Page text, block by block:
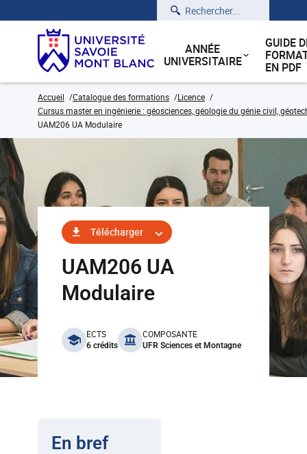
Rechercher
ANNÉE
UNIVERSITAIRE
GUIDE
EN PDF
Accueil Catalogue des formations
Licence
Cursus master en ingénierie : géosciences, géologie du génie civil,
UAM206 UA Modulaire
Télécharger
UAM206 UA
Modulaire
benefits
ECTS
6 crédits
COMPOSANTE
UFR Sciences et Montagne
En bref